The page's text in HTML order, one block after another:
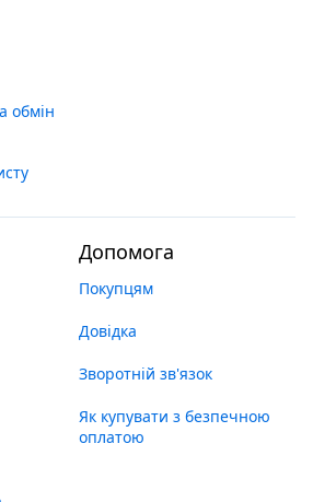
обмін
Допомога
Покупцям
Довідка
Зворотній зв'язок
Як купувати з безпечною
оплатою